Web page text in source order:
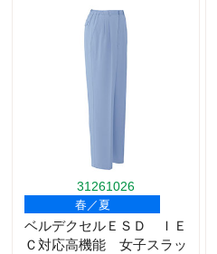
31261026
春／夏
ベルデクセルＥＳＤ ＩＥ
Ｃ対応高機能 女子スラッ